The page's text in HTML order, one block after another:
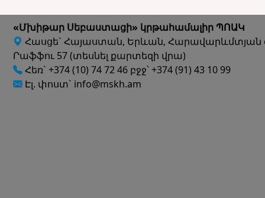
«Մխիթար Սեբաստացի» կրթահամալիր ՊՈԱԿ
Հասցե` Հայաստան, Երևան, Հարավարևմտյան
Րաֆֆու 57 (տեսնել քարտեզի վրա)
Հեռ` +374 (10) 74 72 46 բջջ՝ +374 (91) 43 10 99
Էլ. փոստ` info@mskh.am